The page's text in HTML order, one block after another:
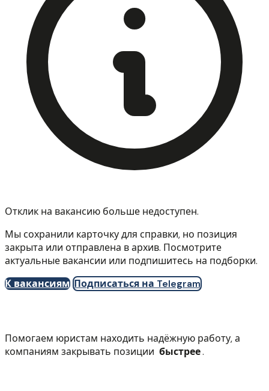
Отклик на вакансию больше недоступен.
Мы сохранили карточку для справки, но позиция
закрыта или отправлена в архив. Посмотрите
актуальные вакансии или подпишитесь на подборки.
К вакансиям Подписаться на Telegram
Помогаем юристам находить надёжную работу, а
компаниям закрывать позиции быстрее.